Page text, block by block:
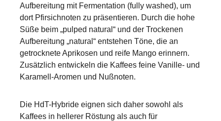
Aufbereitung mit Fermentation (fully washed), um
dort Pfirsichnoten zu präsentieren. Durch die hohe
Süße beim „pulped natural“ und der Trockenen
Aufbereitung „natural“ entstehen Töne, die an
getrocknete Aprikosen und reife Mango erinnern.
Zusätzlich entwickeln die Kaffees feine Vanille- und
Karamell-Aromen und Nußnoten.
Die HdT-Hybride eignen sich daher sowohl als
Kaffees in hellerer Röstung als auch für